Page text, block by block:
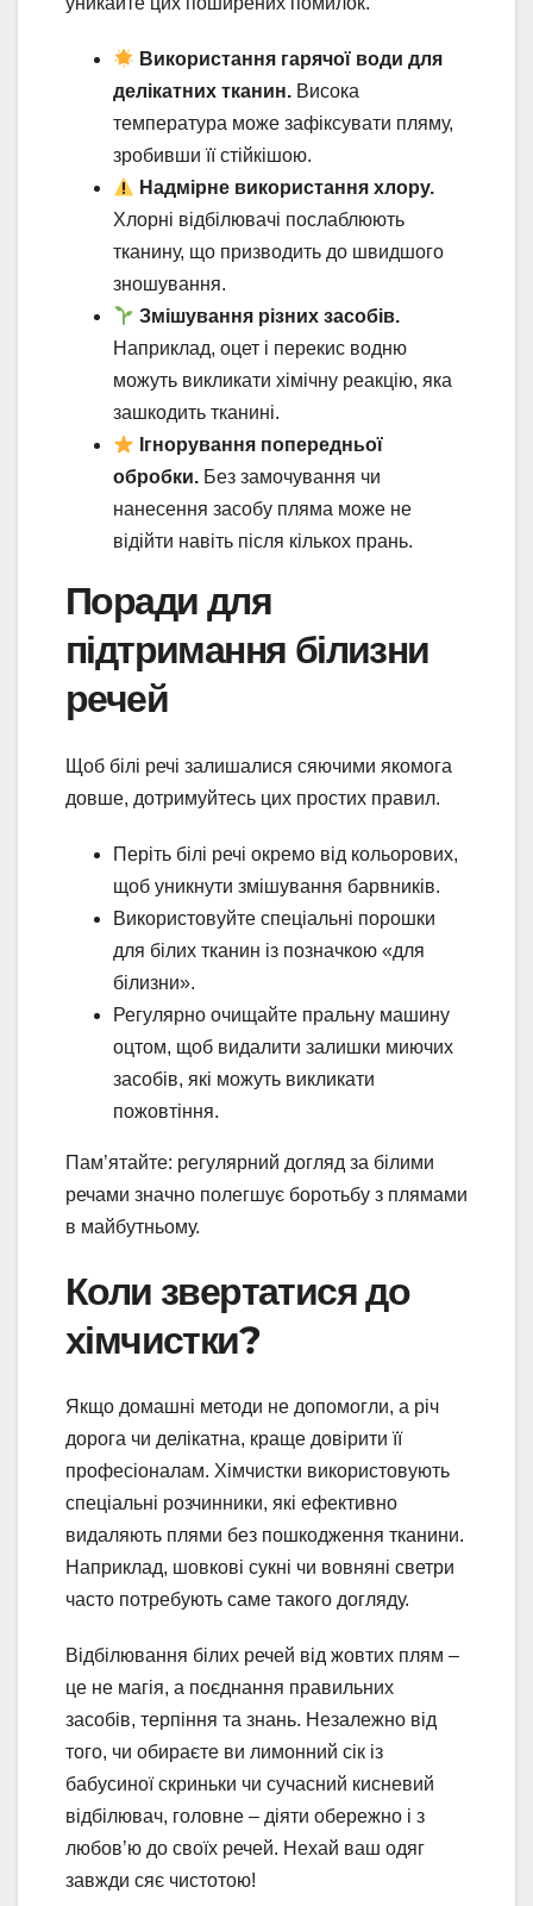
Використання гарячої води для
делікатних тканин. Висока
температура може зафіксувати пляму,
зробивши її стійкішою.
Надмірне використання хлору.
Хлорні відбілювачі послаблюють
тканину, що призводить до швидшого
зношування.
Змішування різних засобів.
Наприклад, оцет і перекис водню
можуть викликати хімічну реакцію, яка
зашкодить тканині.
Ігнорування попередньої
обробки. Без замочування чи
нанесення засобу пляма може не
відійти навіть після кількох прань.
Поради для
підтримання білизни
речей
Щоб білі речі залишалися сяючими якомога
довше, дотримуйтесь цих простих правил.
Періть білі речі окремо від кольорових,
щоб уникнути змішування барвників.
Використовуйте спеціальні порошки
для білих тканин із позначкою «для
білизни».
Регулярно очищайте пральну машину
оцтом, щоб видалити залишки миючих
засобів, які можуть викликати
пожовтіння.
Пам’ятайте: регулярний догляд за білими
речами значно полегшує боротьбу з плямами
в майбутньому.
Коли звертатися до
хімчистки?
Якщо домашні методи не допомогли, а річ
дорога чи делікатна, краще довірити її
професіоналам. Хімчистки використовують
спеціальні розчинники, які ефективно
видаляють плями без пошкодження тканини.
Наприклад, шовкові сукні чи вовняні светри
часто потребують саме такого догляду.
Відбілювання білих речей від жовтих плям –
це не магія, а поєднання правильних
засобів, терпіння та знань. Незалежно від
того, чи обираєте ви лимонний сік із
бабусиної скриньки чи сучасний кисневий
відбілювач, головне – діяти обережно і з
любов’ю до своїх речей. Нехай ваш одяг
завжди сяє чистотою!